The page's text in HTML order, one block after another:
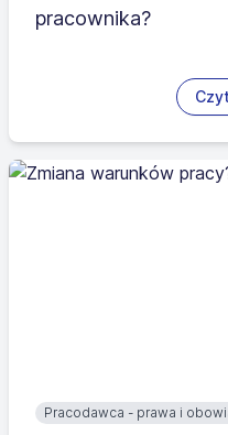
pracownika?
Pracodawca - prawa i